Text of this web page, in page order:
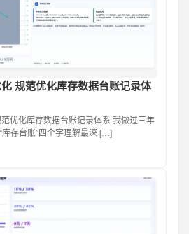
规范优化库存数据台账记录体
优化库存数据台账记录体系 我做过三年
存台账”四个字理解最深 […]